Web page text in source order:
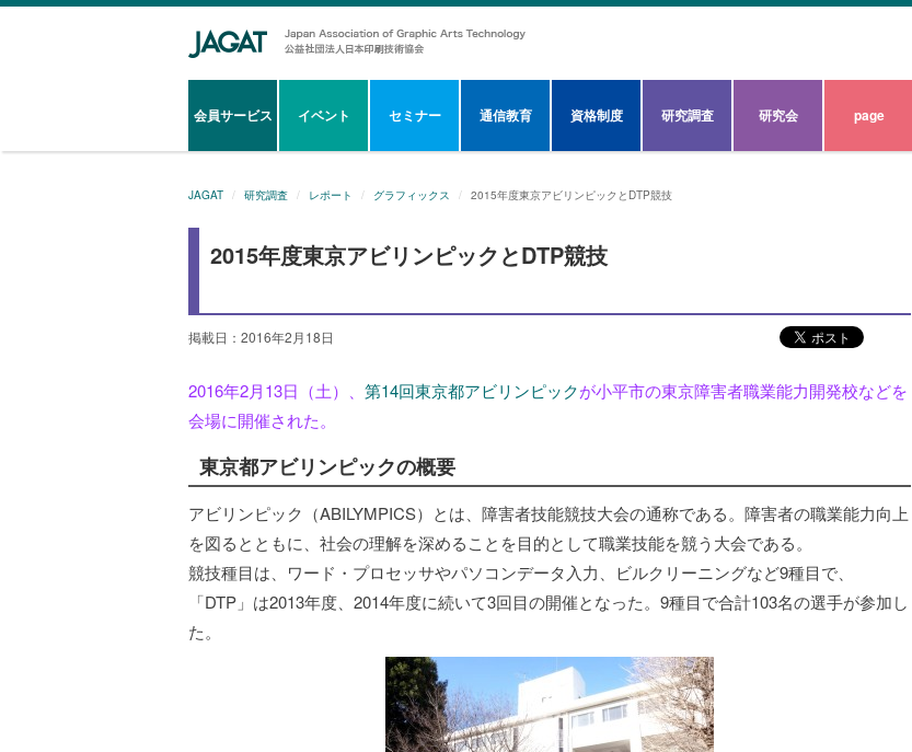
会員サービス イベント セミナー 通信教育 資格制度 研究調査 研究会 page
JAGAT 研究調査 レポート グラフィックス 2015年度東京アビリンピックとDTP競技
2015年度東京アビリンピックとDTP競技
掲載日：2016年2月18日
2016年2月13日（土）、 第14回東京都アビリンピックが小平市の東京障害者職業能力開発校などを
会場に開催された。
東京都アビリンピックの概要
アビリンピック（ABILYMPICS）とは、障害者技能競技大会の通称である。障害者の職業能力向上
を図るとともに、社会の理解を深めることを目的として職業技能を競う大会である。
競技種目は、ワード・プロセッサやパソコンデータ入力、ビルクリーニングなど9種目で、
「DTP」は2013年度、2014年度に続いて3回目の開催となった。9種目で合計103名の選手が参加し
た。